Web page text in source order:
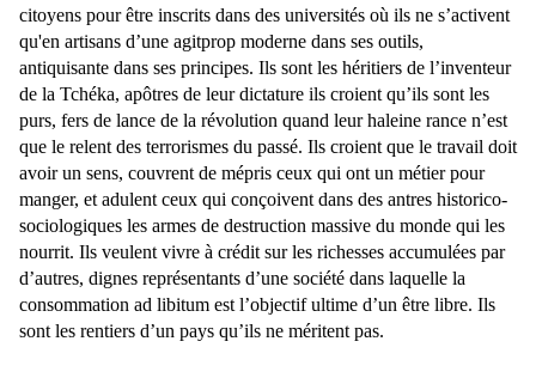
citoyens pour être inscrits dans des universités où ils ne s’activent
qu'en artisans d’une agitprop moderne dans ses outils,
antiquisante dans ses principes. Ils sont les héritiers de l’inventeur
de la Tchéka, apôtres de leur dictature ils croient qu’ils sont les
purs, fers de lance de la révolution quand leur haleine rance n’est
que le relent des terrorismes du passé. Ils croient que le travail doit
avoir un sens, couvrent de mépris ceux qui ont un métier pour
manger, et adulent ceux qui conçoivent dans des antres historico-
sociologiques les armes de destruction massive du monde qui les
nourrit. Ils veulent vivre à crédit sur les richesses accumulées par
d’autres, dignes représentants d’une société dans laquelle la
consommation ad libitum est l’objectif ultime d’un être libre. Ils
sont les rentiers d’un pays qu’ils ne méritent pas.